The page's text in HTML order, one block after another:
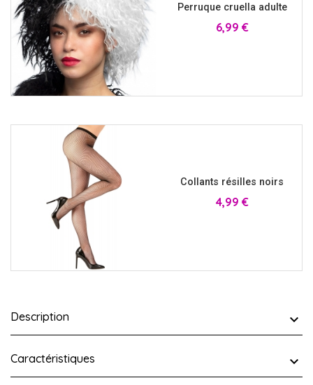
Perruque cruella adulte
Prix
6,99 €
Collants résilles noirs
Prix
4,99 €
Description
Caractéristiques